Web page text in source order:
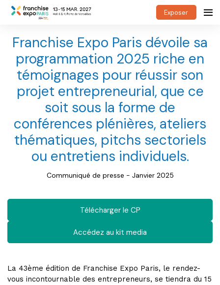
Exposer
Franchise Expo Paris dévoile sa
programmation 2025 riche en
témoignages pour réussir son
projet entrepreneurial, que ce
soit sous la forme de
conférences plénières, ateliers
thématiques, pitchs sectoriels
ou entretiens individuels.
Communiqué de presse - Janvier 2025
Télécharger le CP
Accédez au kit media
La 43ème édition de Franchise Expo Paris, le rendez-
vous incontournable des entrepreneurs, se tiendra du 15